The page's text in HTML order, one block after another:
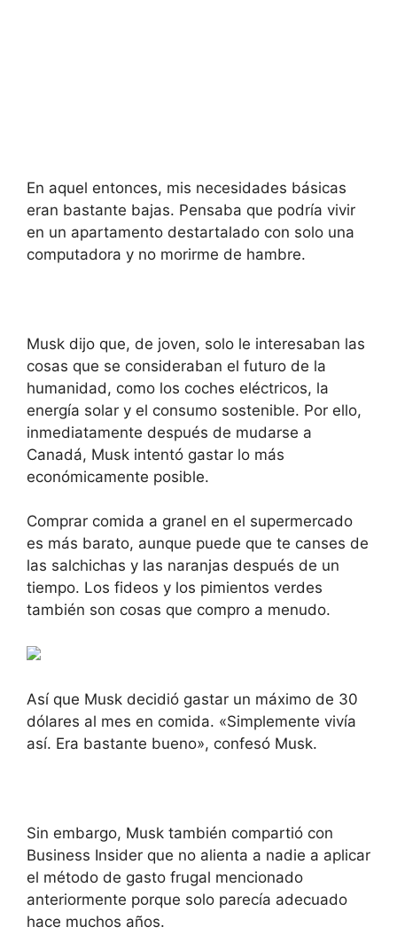
En aquel entonces, mis necesidades básicas
eran bastante bajas. Pensaba que podría vivir
en un apartamento destartalado con solo una
computadora y no morirme de hambre.
Musk dijo que, de joven, solo le interesaban las
cosas que se consideraban el futuro de la
humanidad, como los coches eléctricos, la
energía solar y el consumo sostenible. Por ello,
inmediatamente después de mudarse a
Canadá, Musk intentó gastar lo más
económicamente posible.
Comprar comida a granel en el supermercado
es más barato, aunque puede que te canses de
las salchichas y las naranjas después de un
tiempo. Los fideos y los pimientos verdes
también son cosas que compro a menudo.
Así que Musk decidió gastar un máximo de 30
dólares al mes en comida. «Simplemente vivía
así. Era bastante bueno», confesó Musk.
Sin embargo, Musk también compartió con
Business Insider que no alienta a nadie a aplicar
el método de gasto frugal mencionado
anteriormente porque solo parecía adecuado
hace muchos años.